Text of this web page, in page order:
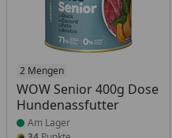
2 Mengen
WOW Senior 400g Dose
Hundenassfutter
Produkt am Lager
Am Lager